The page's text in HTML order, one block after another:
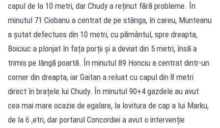
capul de la 10 metri, dar Chudy a reținut fără probleme. În
minutul 71 Ciobanu a centrat de pe stânga, în careu, Munteanu
a șutat defectuos din 10 metri, cu pământul, spre dreapta,
Boiciuc a plonjat în fața porții și a deviat din 5 metri, însă a
trimis pe lângă poartă. În minutul 89 Honciu a centrat dintr-un
corner din dreapta, iar Gaitan a reluat cu capul din 8 metri
direct în brațele lui Chudy. În minutul 90+4 gazdele au avut
cea mai mare ocazie de egalare, la lovitura de cap a lui Marku,
de la 6 ,etri, dar portarul Concordiei a avut o intervenție